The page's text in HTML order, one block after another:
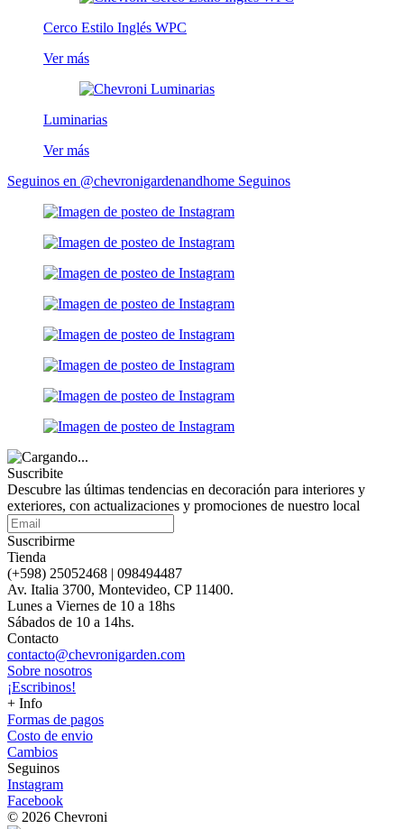
Cerco Estilo Inglés WPC
Ver más
Luminarias
Ver más
Seguinos en @chevronigardenandhome Seguinos
Suscribite
Descubre las últimas tendencias en decoración para interiores y
exteriores, con actualizaciones y promociones de nuestro local
Suscribirme
Tienda
(+598) 25052468 | 098494487
Av. Italia 3700, Montevideo, CP 11400.
Lunes a Viernes de 10 a 18hs
Sábados de 10 a 14hs.
Contacto
contacto@chevronigarden.com
Sobre nosotros
¡Escribinos!
+ Info
Formas de pagos
Costo de envio
Cambios
Seguinos
Instagram
Facebook
© 2026 Chevroni